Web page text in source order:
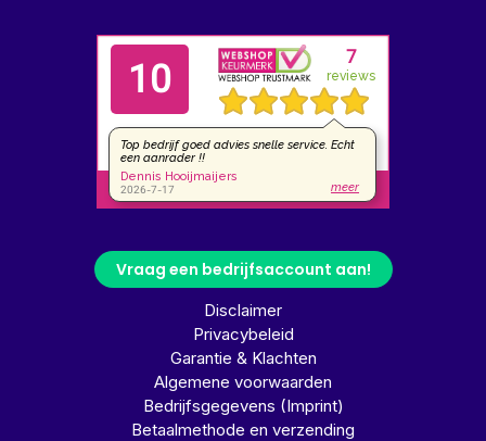
Vraag een bedrijfsaccount aan!
Disclaimer
Privacybeleid
Garantie & Klachten
Algemene voorwaarden
Bedrijfsgegevens (Imprint)
Betaalmethode en verzending